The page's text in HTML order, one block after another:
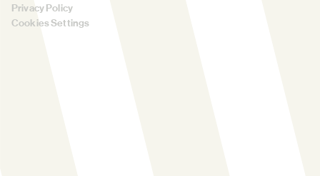
Privacy Policy
Cookies Settings